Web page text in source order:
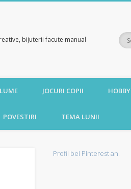
bijuterii facute manual
JOCURI COPII HOBBY
POVESTIRI TEMA LUNII
Profil bei Pinterest an.